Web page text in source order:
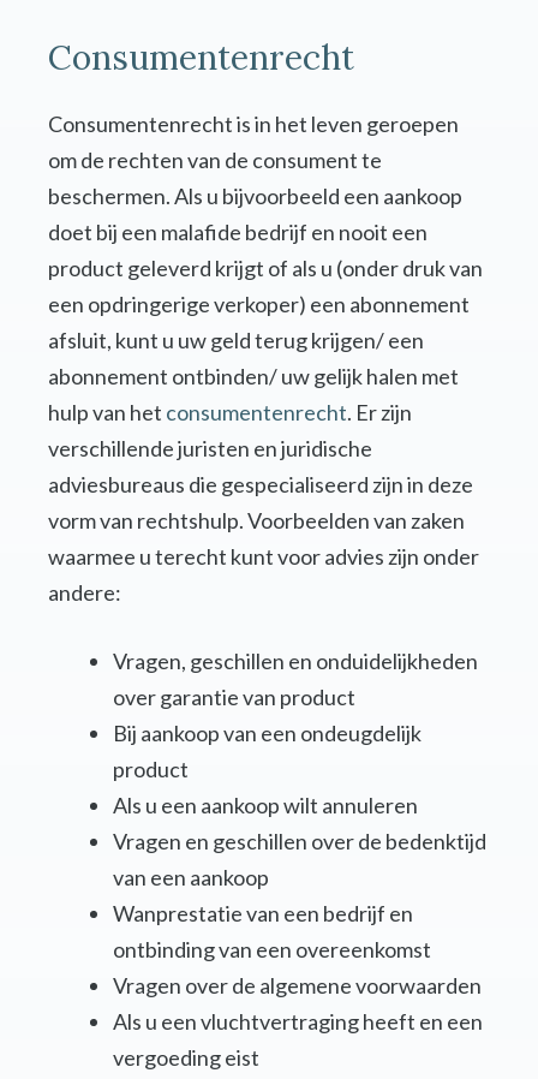
Consumentenrecht
Consumentenrecht is in het leven geroepen
om de rechten van de consument te
beschermen. Als u bijvoorbeeld een aankoop
doet bij een malafide bedrijf en nooit een
product geleverd krijgt of als u (onder druk van
een opdringerige verkoper) een abonnement
afsluit, kunt u uw geld terug krijgen/ een
abonnement ontbinden/ uw gelijk halen met
hulp van het consumentenrecht. Er zijn
verschillende juristen en juridische
adviesbureaus die gespecialiseerd zijn in deze
vorm van rechtshulp. Voorbeelden van zaken
waarmee u terecht kunt voor advies zijn onder
andere:
Vragen, geschillen en onduidelijkheden
over garantie van product
Bij aankoop van een ondeugdelijk
product
Als u een aankoop wilt annuleren
Vragen en geschillen over de bedenktijd
van een aankoop
Wanprestatie van een bedrijf en
ontbinding van een overeenkomst
Vragen over de algemene voorwaarden
Als u een vluchtvertraging heeft en een
vergoeding eist